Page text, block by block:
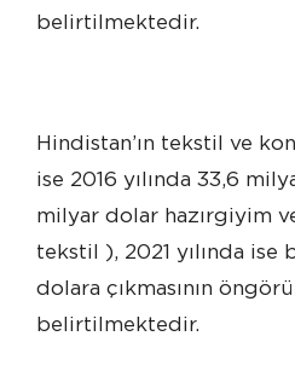
belirtilmektedir.
Hindistan’ın tekstil ve
ise 2016 yılında 33,6
milyar dolar hazırgiyim
tekstil ), 2021 yılında ise
dolara çıkmasının
belirtilmektedir.